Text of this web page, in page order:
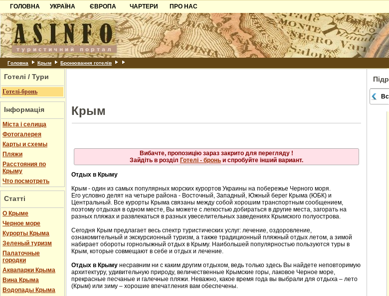
ГОЛОВНА
УКРАЇНА
Карпати
Азов
Причорноморря
Шацьк
ЄВРОПА
Чорногорія
Хорватія
Болгарія
Албанія
ЧАРТЕРИ
ПРО НАС
Контакти
Партнерам
Додати готель
Головна Крым Бронювання готелів
Готелі / Тури
Готелі-бронь
Інформація
Міста і селища
Фотогалерея
Карты и схемы
Пляжи
Расстояния по
Крыму
Что посмотреть
Статті
О Крыме
Черное море
Курорты Крыма
Зеленый туризм
Палаточные
городки
Аквапарки Крыма
Вина Крыма
Водопады Крыма
Крым
Вибачте, пропозицію зараз закрито для перегляду !
Зайдіть в розділ Готелі - бронь и спробуйте інший вариант.
Отдых в Крыму
Крым - один из самых популярных морских курортов Украины на побережье Черного моря.
Его условно делят на четыре района - Восточный, Западный, Южный берег Крыма (ЮБК) и
Центральный. Все курорты Крыма связаны между собой хорошим транспортным сообщением,
поэтому отдыхая в одном месте, Вы можете с легкостью добираться в другие места, загорать на
разных пляжах и развлекаться в разных увеселительных заведениях Крымского полуострова.
Сегодня Крым предлагает весь спектр туристических услуг: лечение, оздоровление,
ознакомительный и экскурсионный туризм, а также традиционный пляжный отдых летом, а зимой
набирает обороты горнолыжный отдых в Крыму. Наибольшей популярностью пользуются туры в
Крым, которые совмещают в себе и отдых и лечение.
Отдых в Крыму несравним ни с каким другим отдыхом, ведь только здесь Вы найдете неповторимую
архитектуру, удивительную природу, величественные Крымские горы, лаковое Черное море,
прекрасные песчаные и галечные пляжи. Неважно, какое время года вы выбрали для отдыха – лето
(Крым) или зиму – хорошие впечатления вам обеспечены.
Айя
Алупка
Алушта
Гурзуф
Ласпі
Місхор